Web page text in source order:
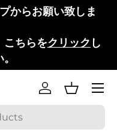
からお願い致しま
こちらをクリック し
ログインバスケッ
メニュ